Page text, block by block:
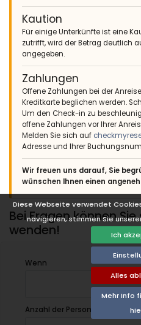
Diese Webseite verwendet
navigieren, stimmen Sie
Ich
Alles
Mehr Info
Kaution
Für einige Unterkünfte ist eine
zutrifft, wird der Betrag deutlich
angegeben.
Zahlungen
Offene Zahlungen bei der
Kreditkarte beglichen werden.
Um den Check-in zu
offene Zahlungen vor Ihrer
Melden Sie sich auf
Adresse und Ihrer
Wir freuen uns darauf, Sie
wünschen Ihnen einen
Bei Fragen können
wenden!
Wenn
Anzahl der Personen: